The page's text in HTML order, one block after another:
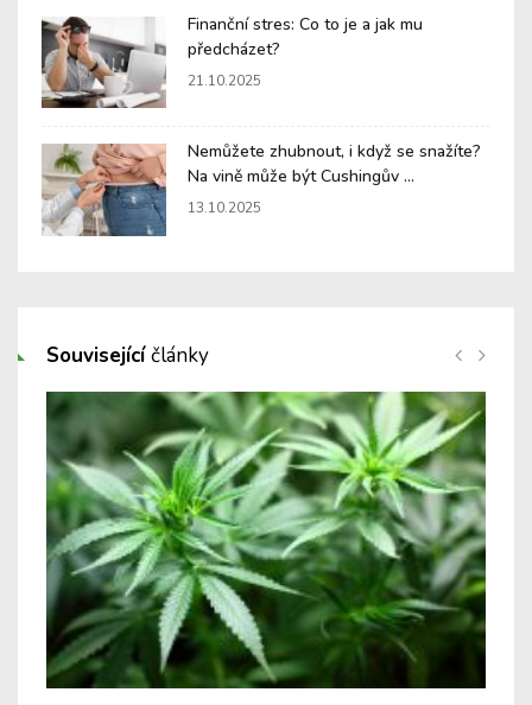
Finanční stres: Co to je a jak mu
předcházet?
21.10.2025
Nemůžete zhubnout, i když se snažíte?
Na vině může být Cushingův ...
13.10.2025
Souvisejícíčlánky